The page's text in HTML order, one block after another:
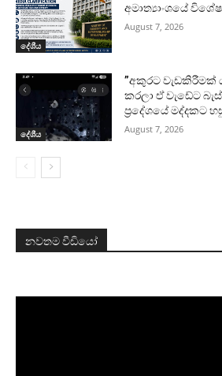
දේශීය
අමාත්‍යාංශයේ
August 7, 2026
දේශීය
”අකුරට
කරලා ඒ වැඩේට
ප්‍රදේශයේ මද්දකට
August 7, 2026
නවතම වීඩියෝ